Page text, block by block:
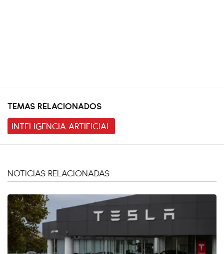
TEMAS RELACIONADOS
INTELIGENCIA ARTIFICIAL
NOTICIAS RELACIONADAS